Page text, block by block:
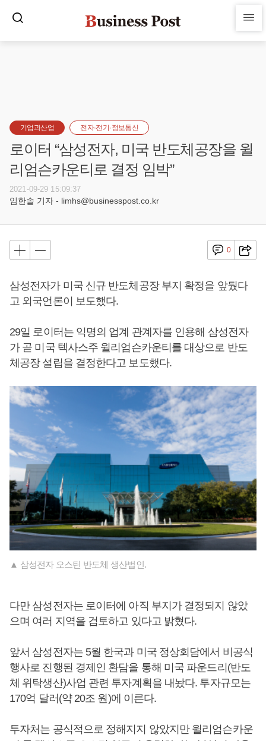
기업과산업 전자·전기·정보통신
로이터 “삼성전자, 미국 반도체공장을 윌
리엄슨카운티로 결정 임박”
2021-09-29 15:09:37
임한솔 기자 - limhs@businesspost.co.kr
0
삼성전자가 미국 신규 반도체공장 부지 확정을 앞뒀다
고 외국언론이 보도했다.
29일 로이터는 익명의 업계 관계자를 인용해 삼성전자
가 곧 미국 텍사스주 윌리엄슨카운티를 대상으로 반도
체공장 설립을 결정한다고 보도했다.
▲ 삼성전자 오스틴 반도체 생산법인.
다만 삼성전자는 로이터에 아직 부지가 결정되지 않았
으며 여러 지역을 검토하고 있다고 밝혔다.
앞서 삼성전자는 5월 한국과 미국 정상회담에서 비공식
행사로 진행된 경제인 환담을 통해 미국 파운드리(반도
체 위탁생산)사업 관련 투자계획을 내놨다. 투자규모는
170억 달러(약 20조 원)에 이른다.
투자처는 공식적으로 정해지지 않았지만 윌리엄슨카운